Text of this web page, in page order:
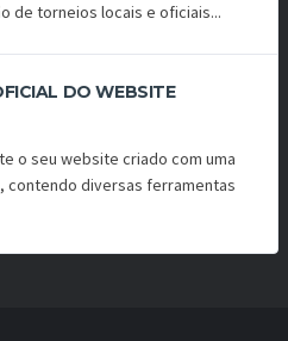
de torneios locais e oficiais...
DO WEBSITE
o seu website criado com uma
contendo diversas ferramentas